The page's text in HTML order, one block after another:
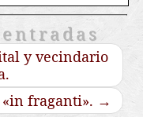
y vecindario
fraganti». →